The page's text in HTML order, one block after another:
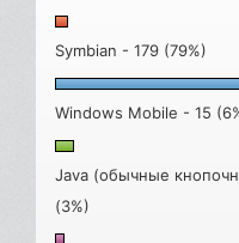
Symbian - 179 (79%)
Windows Mobile - 15
Java (обычные
(3%)